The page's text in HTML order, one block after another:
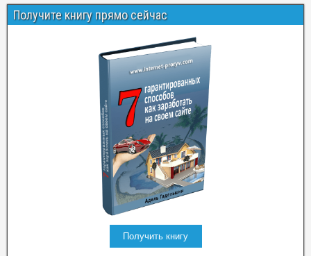
Получите книгу прямо сейчас
Получить книгу